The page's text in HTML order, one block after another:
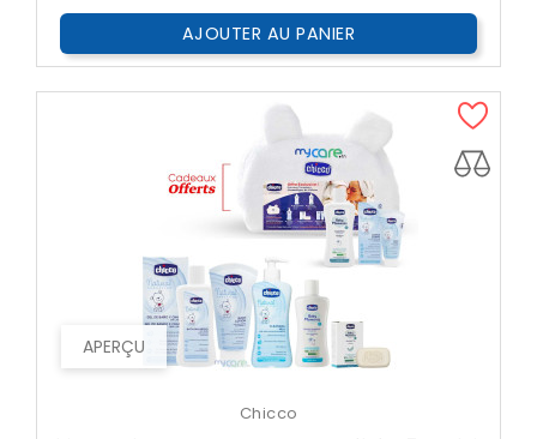
AJOUTER AU PANIER
APERÇU
Chicco